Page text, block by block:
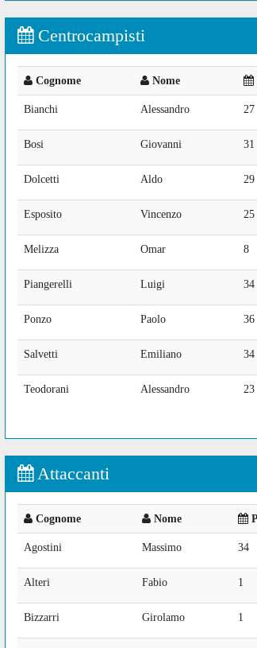
Centrocampisti
Cognome Nome
Bianchi Alessandro 27
Bosi Giovanni 31
Dolcetti Aldo 29
Esposito Vincenzo 25
Melizza Omar 8
Piangerelli Luigi 34
Ponzo Paolo 36
Salvetti Emiliano 34
Teodorani Alessandro 23
Attaccanti
Cognome Nome
Agostini Massimo 34
Alteri Fabio 1
Bizzarri Girolamo 1